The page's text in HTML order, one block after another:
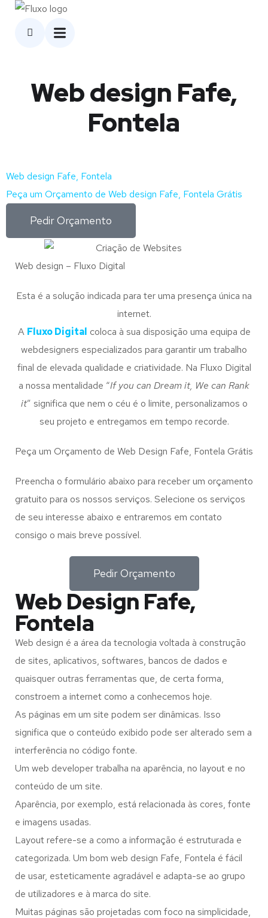
Web design Fafe,
Fontela
Web design Fafe, Fontela
Peça um Orçamento de Web design Fafe, Fontela Grátis
Pedir Orçamento
Web design – Fluxo Digital
Esta é a solução indicada para ter uma presença única na
internet.
A Fluxo Digital coloca à sua disposição uma equipa de
webdesigners especializados para garantir um trabalho
final de elevada qualidade e criatividade. Na Fluxo Digital
a nossa mentalidade “If you can Dream it, We can Rank
it” significa que nem o céu é o limite, personalizamos o
seu projeto e entregamos em tempo recorde.
Peça um Orçamento de Web Design Fafe, Fontela Grátis
Preencha o formulário abaixo para receber um orçamento
gratuito para os nossos serviços. Selecione os serviços
de seu interesse abaixo e entraremos em contato
consigo o mais breve possível.
Pedir Orçamento
Web Design Fafe,
Fontela
Web design é a área da tecnologia voltada à construção
de sites, aplicativos, softwares, bancos de dados e
quaisquer outras ferramentas que, de certa forma,
constroem a internet como a conhecemos hoje.
As páginas em um site podem ser dinâmicas. Isso
significa que o conteúdo exibido pode ser alterado sem a
interferência no código fonte.
Um web developer trabalha na aparência, no layout e no
conteúdo de um site.
Aparência, por exemplo, está relacionada às cores, fonte
e imagens usadas.
Layout refere-se a como a informação é estruturada e
categorizada. Um bom web design Fafe, Fontela é fácil
de usar, esteticamente agradável e adapta-se ao grupo
de utilizadores e à marca do site.
Muitas páginas são projetadas com foco na simplicidade,